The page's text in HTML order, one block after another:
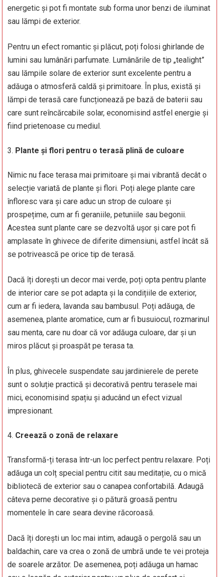
energetic și pot fi montate sub forma unor benzi de iluminat
sau lămpi de exterior.
Pentru un efect romantic și plăcut, poți folosi ghirlande de
lumini sau lumânări parfumate. Lumânările de tip „tealight”
sau lămpile solare de exterior sunt excelente pentru a
adăuga o atmosferă caldă și primitoare. În plus, există și
lămpi de terasă care funcționează pe bază de baterii sau
care sunt reîncărcabile solar, economisind astfel energie și
fiind prietenoase cu mediul.
Plante și flori pentru o terasă plină de culoare
Nimic nu face terasa mai primitoare și mai vibrantă decât o
selecție variată de plante și flori. Poți alege plante care
înfloresc vara și care aduc un strop de culoare și
prospețime, cum ar fi geraniile, petuniile sau begonii.
Acestea sunt plante care se dezvoltă ușor și care pot fi
amplasate în ghivece de diferite dimensiuni, astfel încât să
se potrivească pe orice tip de terasă.
Dacă îți dorești un decor mai verde, poți opta pentru plante
de interior care se pot adapta și la condițiile de exterior,
cum ar fi iedera, lavanda sau bambusul. Poți adăuga, de
asemenea, plante aromatice, cum ar fi busuiocul, rozmarinul
sau menta, care nu doar că vor adăuga culoare, dar și un
miros plăcut și proaspăt pe terasa ta.
În plus, ghivecele suspendate sau jardinierele de perete
sunt o soluție practică și decorativă pentru terasele mai
mici, economisind spațiu și aducând un efect vizual
impresionant.
Creează o zonă de relaxare
Transformă-ți terasa într-un loc perfect pentru relaxare. Poți
adăuga un colț special pentru citit sau meditație, cu o mică
bibliotecă de exterior sau o canapea confortabilă. Adaugă
câteva perne decorative și o pătură groasă pentru
momentele în care seara devine răcoroasă.
Dacă îți dorești un loc mai intim, adaugă o pergolă sau un
baldachin, care va crea o zonă de umbră unde te vei proteja
de soarele arzător. De asemenea, poți adăuga un hamac